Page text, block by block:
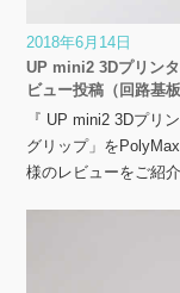
2018年6月14日
UP mini2 3Dプリン
ビュー投稿（回路基
『 UP mini2 3Dプリ
グリップ」を
様のレビューをご紹